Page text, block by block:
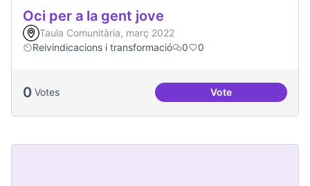
Oci per a la gent jove
Taula Comunitària, març 2022
Reivindicacions i transformació
0 0
0 Votes VoteOci per a la gent